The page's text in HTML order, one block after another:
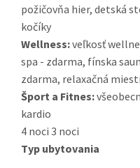
požičovňa hier, detská
kočíky
Wellness:veľkosť
spa - zdarma, fínska
zdarma, relaxačná
Šport a Fitnes:
kardio
4 noci 3 noci
Typ ubytovania